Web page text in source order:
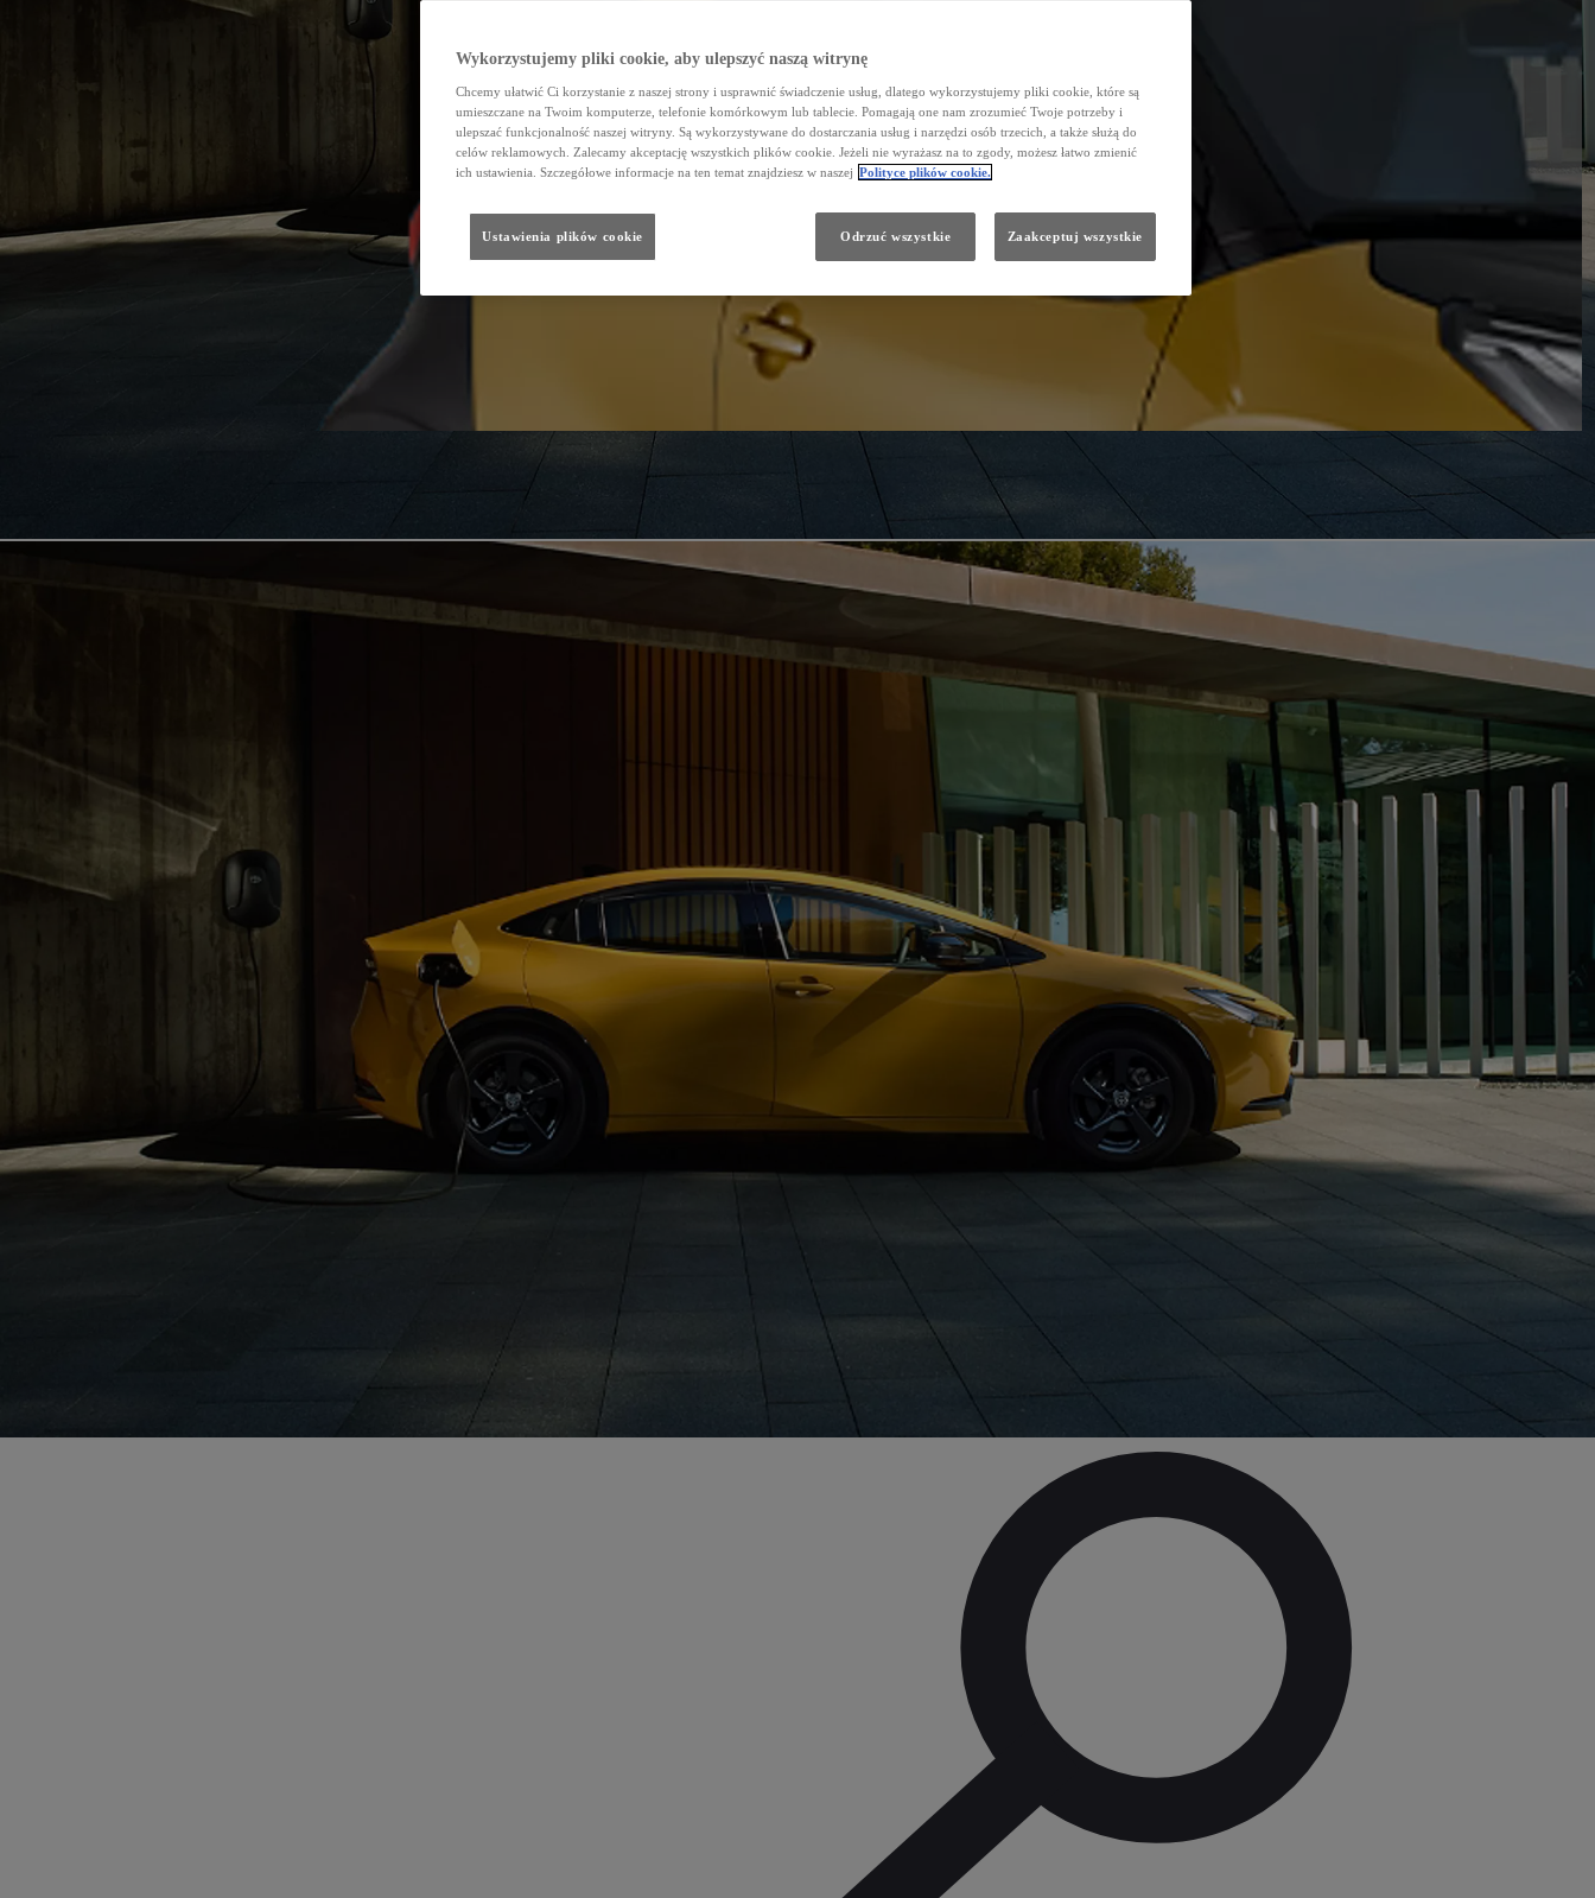
Od81 900 zł
Wykorzystujemy pliki cookie, aby ulepszyć naszą witrynę
Chcemy ułatwić Ci korzystanie z naszej strony i usprawnić świadczenie usług, dlatego wykorzystujemy pliki cookie, które są
umieszczane na Twoim komputerze, telefonie komórkowym lub tablecie. Pomagają one nam zrozumieć Twoje potrzeby i
ulepszać funkcjonalność naszej witryny. Są wykorzystywane do dostarczania usług i narzędzi osób trzecich, a także służą do
celów reklamowych. Zalecamy akceptację wszystkich plików cookie. Jeżeli nie wyrażasz na to zgody, możesz łatwo zmienić
ich ustawienia. Szczegółowe informacje na ten temat znajdziesz w naszej Polityce plików cookie.
Ustawienia plików cookie Odrzuć wszystkie Zaakceptuj wszystkie